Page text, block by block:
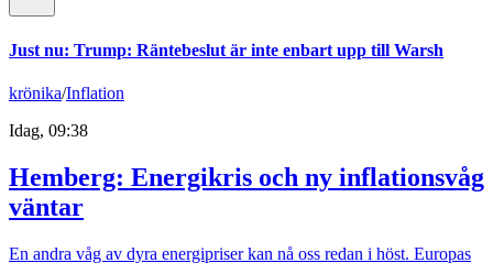
Just nu: Trump: Räntebeslut är inte enbart upp till Warsh
krönika/Inflation
Idag, 09:38
Hemberg: Energikris och ny inflationsvåg
väntar
En andra våg av dyra energipriser kan nå oss redan i höst. Europas